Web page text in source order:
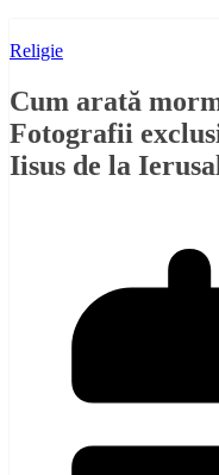
Religie
Cum arată
Fotografii
Iisus de la